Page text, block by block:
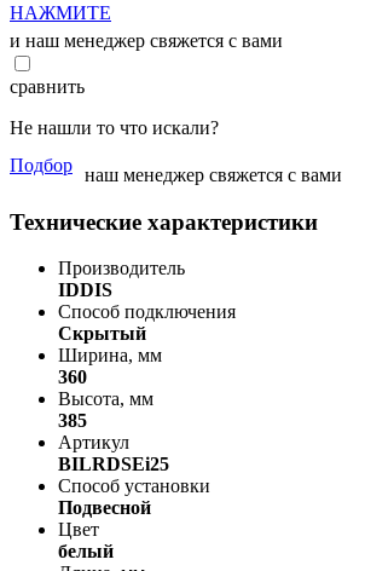
НАЖМИТЕ
и наш менеджер свяжется с вами
сравнить
Не нашли то что искали?
Подбор наш менеджер свяжется с вами
Технические характеристики
Производитель
IDDIS
Способ подключения
Скрытый
Ширина, мм
360
Высота, мм
385
Артикул
BILRDSEi25
Способ установки
Подвесной
Цвет
белый